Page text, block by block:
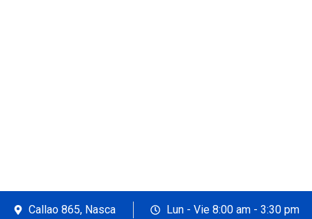
Callao 865, Nasca Lun - Vie 8:00 am - 3:30 pm